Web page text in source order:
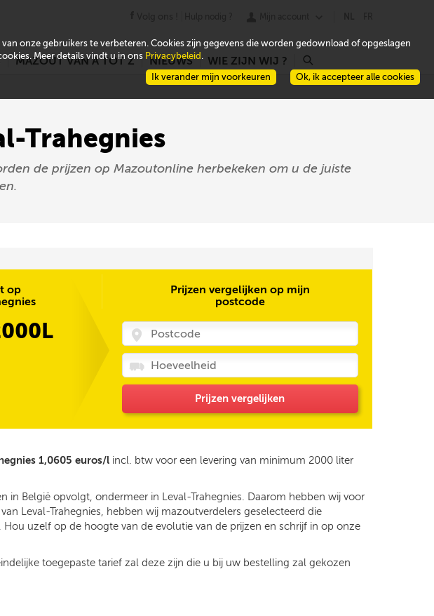
MAZOUT VAN A TOT Z NIEUWS WIE ZIJN WIJ ? r
Trahegnies
de prijzen op Mazoutonline herbekeken om u de juiste
op
Prijzen vergelijken op mijn
postcode
Prijzen vergelijken
1,0605 euros/l incl. btw voor een levering van minimum 2000 liter
België opvolgt, ondermeer in Leval-Trahegnies. Daarom hebben wij voor
Leval-Trahegnies, hebben wij mazoutverdelers geselecteerd die
uzelf op de hoogte van de evolutie van de prijzen en schrijf in op onze
toegepaste tarief zal deze zijn die u bij uw bestelling zal gekozen
onze gebruikers te verbeteren. Cookies zijn gegevens die worden gedownload of opgeslagen
Meer details vindt u in ons Privacybeleid .
Ok, ik accepteer alle cookies
Ik verander mijn voorkeuren